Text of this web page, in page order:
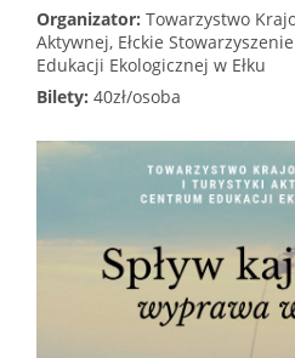
Organizator: Towarzystwo
Aktywnej, Ełckie
Edukacji Ekologicznej w Ełku
Bilety: 40zł/osoba